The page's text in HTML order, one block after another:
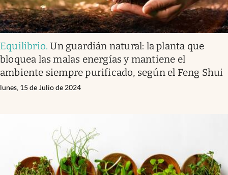
Equilibrio.Un guardián natural: la planta que
bloquea las malas energías y mantiene el
ambiente siempre purificado, según el Feng Shui
lunes, 15 de Julio de 2024